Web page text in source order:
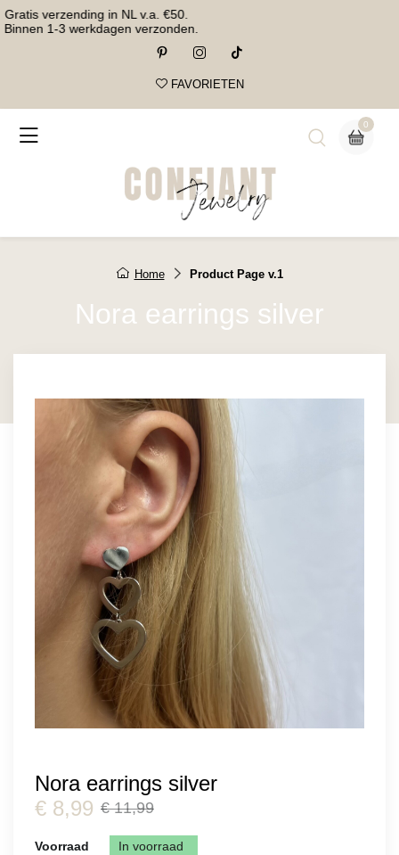
verzending in NL v.a. €50.
1-3 werkdagen verzonden.
FAVORIETEN
0
Home Product Page v.1
Nora earrings silver
Nora earrings silver
€ 8,99 € 11,99
Voorraad
In voorraad